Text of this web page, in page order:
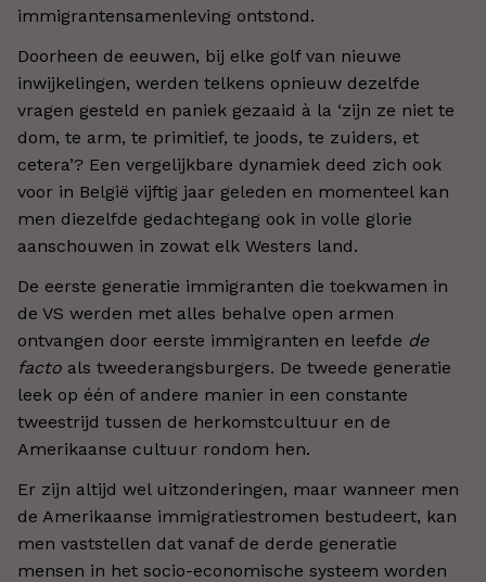
immigrantensamenleving ontstond.
Doorheen de eeuwen, bij elke golf van nieuwe
inwijkelingen, werden telkens opnieuw dezelfde
vragen gesteld en paniek gezaaid à la ‘zijn ze niet te
dom, te arm, te primitief, te joods, te zuiders, et
cetera’? Een vergelijkbare dynamiek deed zich ook
voor in België vijftig jaar geleden en momenteel kan
men diezelfde gedachtegang ook in volle glorie
aanschouwen in zowat elk Westers land.
De eerste generatie immigranten die toekwamen in
de VS werden met alles behalve open armen
ontvangen door eerste immigranten en leefde de
facto als tweederangsburgers. De tweede generatie
leek op één of andere manier in een constante
tweestrijd tussen de herkomstcultuur en de
Amerikaanse cultuur rondom hen.
Er zijn altijd wel uitzonderingen, maar wanneer men
de Amerikaanse immigratiestromen bestudeert, kan
men vaststellen dat vanaf de derde generatie
mensen in het socio-economische systeem worden